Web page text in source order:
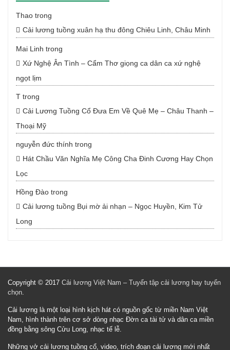
Thao trong
Cải lương tuồng xuân hạ thu đông Chiêu Linh, Châu Minh
Mai Linh trong
Xứ Nghệ Ân Tình – Cẩm Thơ giọng ca dân ca xứ nghệ
ngọt lịm
T trong
Cải Lương Tuồng Cổ Đưa Em Về Quê Mẹ – Châu Thanh –
Thoại Mỹ
nguyễn đức thính trong
Hát Chầu Văn Nghĩa Mẹ Công Cha Đinh Cương Hay Chọn
Lọc
Hồng Đào trong
Cải lương tuồng Bụi mờ ải nhạn – Ngọc Huyền, Kim Tử
Long
Copyright © 2017 Cải lương Việt Nam – Tuyển tập cải lương hay tuyển
chọn.
Cải lương là một loại hình kịch hát có nguồn gốc từ miền Nam Việt
Nam, hình thành trên cơ sở dòng nhạc Đờn ca tài tử và dân ca miền
đồng bằng sông Cửu Long, nhạc tế lễ.
Những vở cải lương tuồng cổ, video, trích đoạn cải lương mới nhất